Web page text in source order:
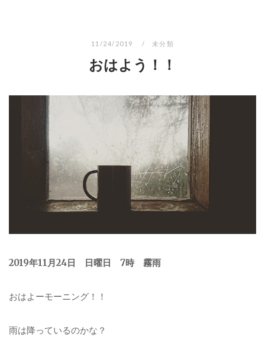
11/24/2019 未分類
おはよう！！
2019年11月24日 日曜日 7時 霧雨
おはよーモーニング！！
雨は降っているのかな？